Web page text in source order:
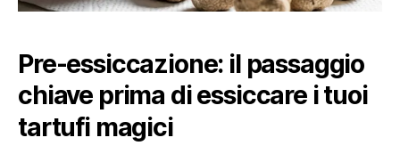
Pre-essiccazione: il passaggio
chiave prima di essiccare i tuoi
tartufi magici